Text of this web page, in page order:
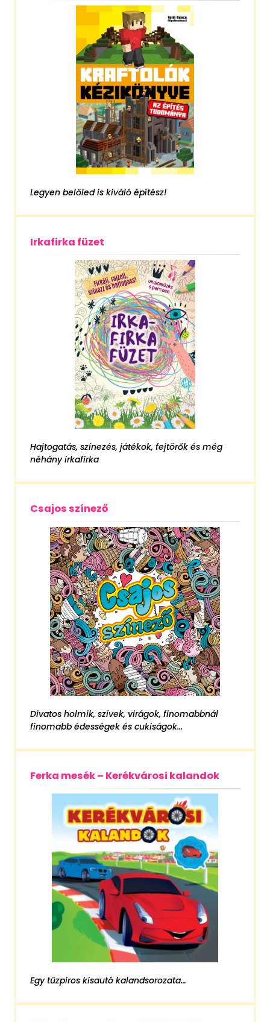
Legyen belőled is kiváló építész!
Irkafirka füzet
Hajtogatás, színezés, játékok, fejtörők és még
néhány irkafirka
Csajos színező
Divatos holmik, szívek, virágok, finomabbnál
finomabb édességek és cukiságok...
Ferka mesék – Kerékvárosi kalandok
Egy tűzpiros kisautó kalandsorozata…